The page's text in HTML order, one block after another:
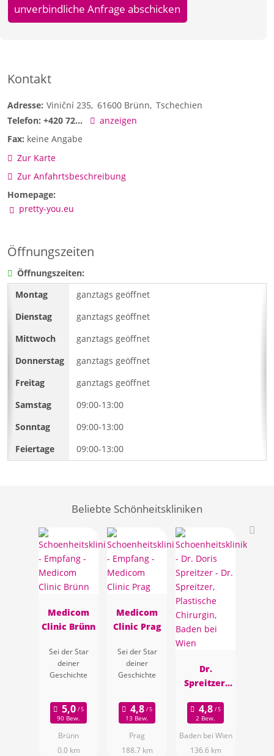
unverbindliche Anfrage abschicken
Kontakt
Adresse: Viniční 235 61600 Brünn Tschechien
Telefon: +420 72...
anzeigen
Fax: keine Angabe
Zur Karte
Zur Anfahrtsbeschreibung
Homepage:
pretty-you.eu
Öffnungszeiten
Öffnungszeiten:
ganztags geöffnet
ganztags geöffnet
ganztags geöffnet
ganztags geöffnet
ganztags geöffnet
09:00-13:00
09:00-13:00
09:00-13:00
Beliebte Schönheitskliniken
Medicom
Clinic Brünn
Sei der Star
deiner
Geschichte
90 Bew.
Brünn
0.0 km
Medicom
Clinic Prag
Sei der Star
deiner
Geschichte
13 Bew.
Prag
188.7 km
Dr.
Spreitzer,
Chirurgin,
Baden bei
Wien
2 Bew.
Baden bei Wien
136.6 km